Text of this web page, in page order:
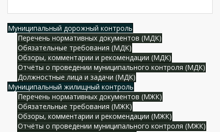
Муниципальный дорожный контроль
Перечень нормативных документов (МДК)
Обязательные требования (МДК)
Обзоры, комментарии и рекомендации (МДК)
Отчёты о проведении муниципального контроля (МДК)
Должностные лица и задачи (МДК)
Муниципальный жилищный контроль
Перечень нормативных документов (МЖК)
Обязательные требования (МЖК)
Обзоры, комментарии и рекомендации (МЖК)
Отчёты о проведении муниципального контроля (МЖК)